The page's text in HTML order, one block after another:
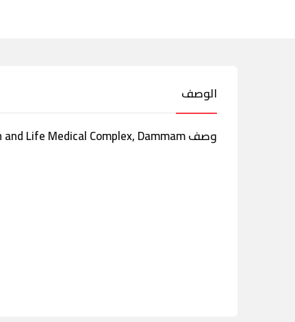
الوصف
وصف Health and Life Medical Complex, Dammam